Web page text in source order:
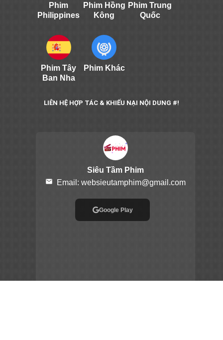
Phim
Philippines
Phim Hồng
Kông
Phim Trung
Quốc
Phim Tây
Ban Nha
Phim Khác
LIÊN HỆ HỢP TÁC & KHIẾU NẠI NỘI DUNG #!
Siêu Tầm Phim
email Email: websieutamphim@gmail.com
Google Play